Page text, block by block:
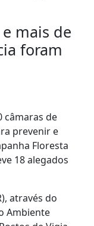
mais de
foram
câmaras de
prevenir e
Floresta
18 alegados
através do
Ambiente